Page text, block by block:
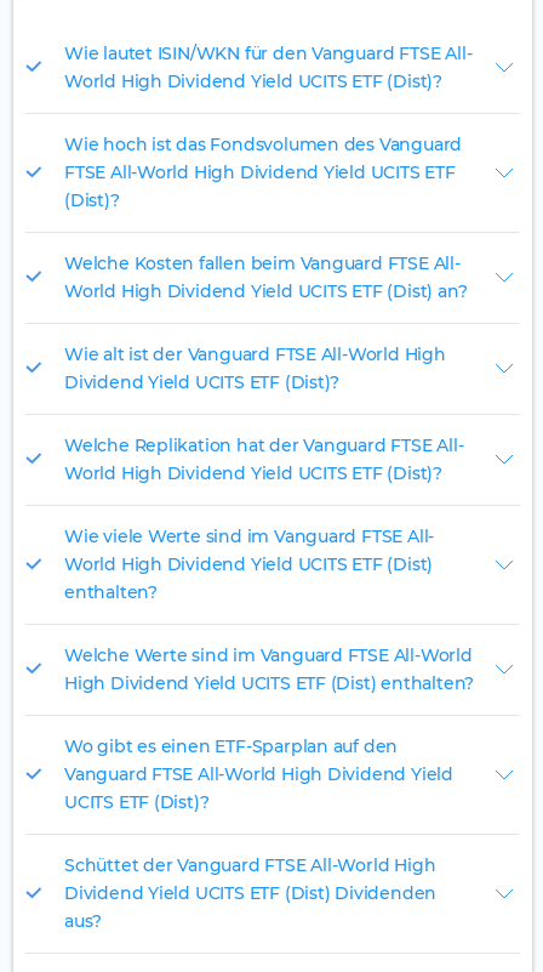
Wie lautet ISIN/WKN für den Vanguard FTSE All-
World High Dividend Yield UCITS ETF (Dist)?
Wie hoch ist das Fondsvolumen des Vanguard
FTSE All-World High Dividend Yield UCITS ETF
(Dist)?
Welche Kosten fallen beim Vanguard FTSE All-
World High Dividend Yield UCITS ETF (Dist) an?
Wie alt ist der Vanguard FTSE All-World High
Dividend Yield UCITS ETF (Dist)?
Welche Replikation hat der Vanguard FTSE All-
World High Dividend Yield UCITS ETF (Dist)?
Wie viele Werte sind im Vanguard FTSE All-
World High Dividend Yield UCITS ETF (Dist)
enthalten?
Welche Werte sind im Vanguard FTSE All-World
High Dividend Yield UCITS ETF (Dist) enthalten?
Wo gibt es einen ETF-Sparplan auf den
Vanguard FTSE All-World High Dividend Yield
UCITS ETF (Dist)?
Schüttet der Vanguard FTSE All-World High
Dividend Yield UCITS ETF (Dist) Dividenden
aus?